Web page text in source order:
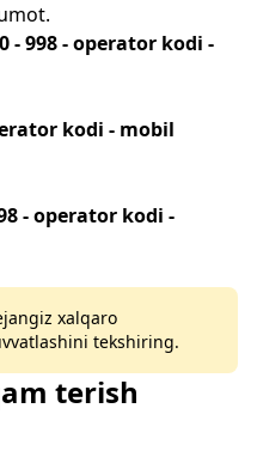
- 998 - operator kodi -
kodi - mobil
- operator kodi -
xalqaro
tekshiring.
terish